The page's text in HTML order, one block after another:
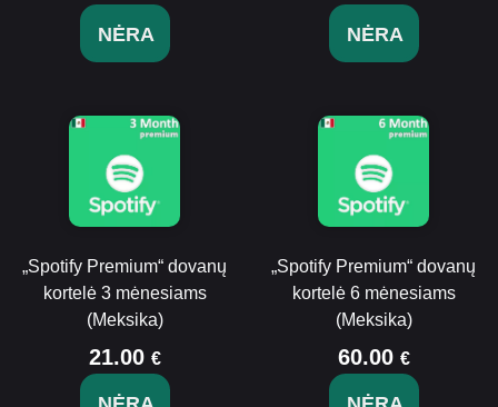
NĖRA NĖRA
„Spotify Premium“ dovanų
kortelė 3 mėnesiams
(Meksika)
21.00 €
„Spotify Premium“ dovanų
kortelė 6 mėnesiams
(Meksika)
60.00 €